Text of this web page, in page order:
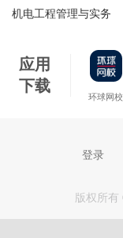
机电工程管理与实务
应用
下载
环球网校
登录
版权所